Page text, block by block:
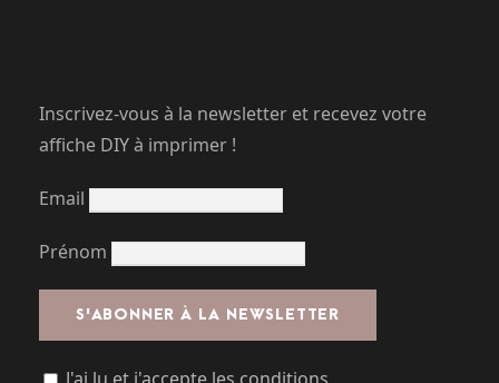
Inscrivez-vous à la newsletter et recevez votre
affiche DIY à imprimer !
Email
Prénom